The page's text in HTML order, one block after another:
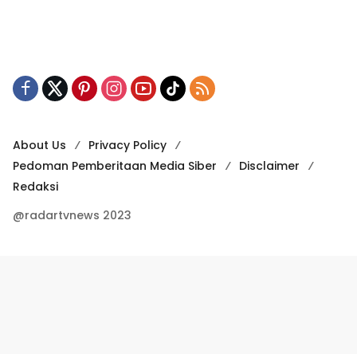
About Us
Privacy Policy
Pedoman Pemberitaan Media Siber
Disclaimer
Redaksi
@radartvnews 2023